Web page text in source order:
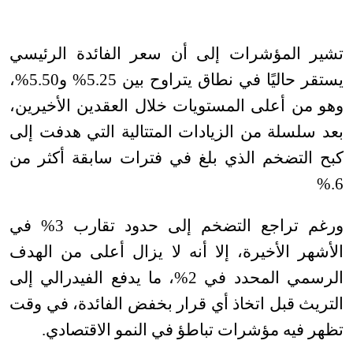
تشير المؤشرات إلى أن سعر الفائدة الرئيسي
يستقر حاليًا في نطاق يتراوح بين 5.25% و5.50%،
وهو من أعلى المستويات خلال العقدين الأخيرين،
بعد سلسلة من الزيادات المتتالية التي هدفت إلى
كبح التضخم الذي بلغ في فترات سابقة أكثر من
6
%.
ورغم تراجع التضخم إلى حدود تقارب 3% في
الأشهر الأخيرة، إلا أنه لا يزال أعلى من الهدف
الرسمي المحدد في 2%، ما يدفع الفيدرالي إلى
التريث قبل اتخاذ أي قرار بخفض الفائدة، في وقت
تظهر فيه مؤشرات تباطؤ في النمو الاقتصادي.